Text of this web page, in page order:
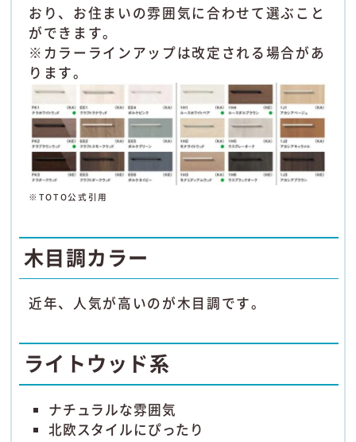
おり、お住まいの雰囲気に合わせて選ぶこと
ができます。
※カラーラインアップは改定される場合があ
ります。
※TOTO公式引用
木目調カラー
近年、人気が高いのが木目調です。
ライトウッド系
ナチュラルな雰囲気
北欧スタイルにぴったり